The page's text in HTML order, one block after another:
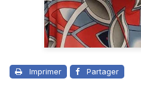
Imprimer Partager